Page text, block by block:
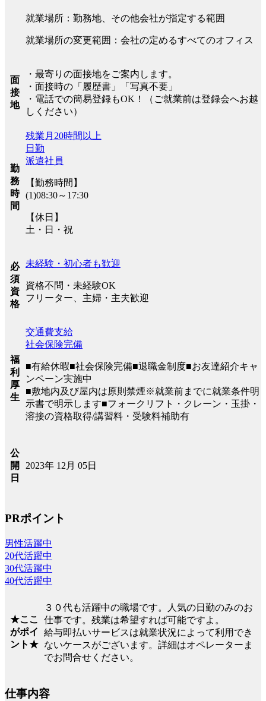
就業場所：勤務地、その他会社が指定する範囲
就業場所の変更範囲：会社の定めるすべてのオフィス
面
接
地
・最寄りの面接地をご案内します。
・面接時の「履歴書」「写真不要」
・電話での簡易登録もOK！（ご就業前は登録会へお越
しください）
勤
務
時
間
残業月20時間以上
日勤
派遣社員
【勤務時間】
(1)08:30～17:30
【休日】
土・日・祝
必
須
資
格
未経験・初心者も歓迎
資格不問・未経験OK
フリーター、主婦・主夫歓迎
福
利
厚
生
交通費支給
社会保険完備
■有給休暇■社会保険完備■退職金制度■お友達紹介キャ
ンペーン実施中
■敷地内及び屋内は原則禁煙※就業前までに就業条件明
示書で明示します■フォークリフト・クレーン・玉掛・
溶接の資格取得/講習料・受験料補助有
公
開
日
2023年 12月 05日
PRポイント
男性活躍中
20代活躍中
30代活躍中
40代活躍中
★ここ
がポイ
ント★
３０代も活躍中の職場です。人気の日勤のみのお
仕事です。残業は希望すれば可能ですよ。
給与即払いサービスは就業状況によって利用でき
ないケースがございます。詳細はオペレーターま
でお問合せください。
仕事内容